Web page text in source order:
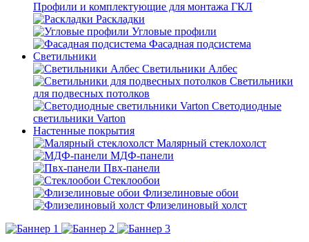
Профили и комплектующие для монтажа ГКЛ
Раскладки
Угловые профили
Фасадная подсистема
Светильники
Светильники Албес
Светильники
для подвесных потолков
Светодиодные
светильники Varton
Настенные покрытия
Малярный стеклохолст
МДФ-панели
Пвх-панели
Стеклообои
Флизелиновые обои
Флизелиновый холст